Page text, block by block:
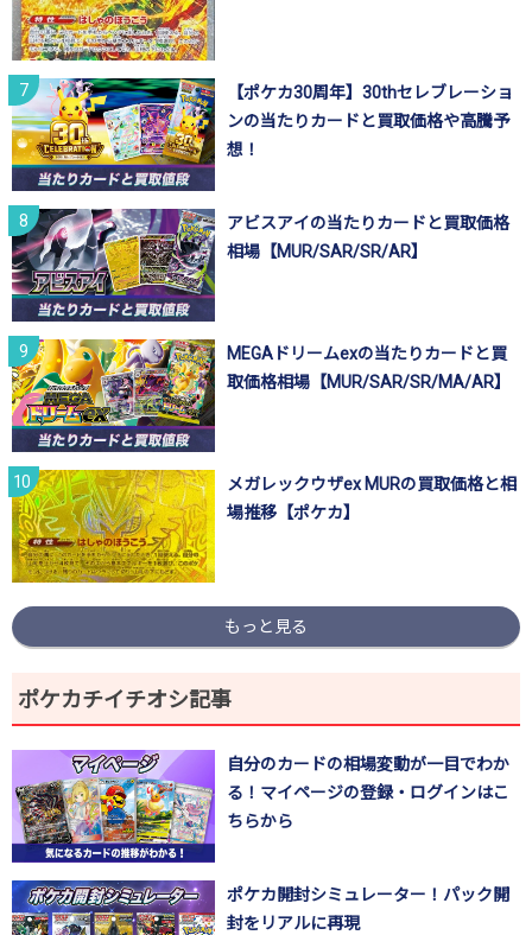
【ポケカ30周年】30thセレブレーショ
ンの当たりカードと買取価格や高騰予
想！
アビスアイの当たりカードと買取価格
相場【MUR/SAR/SR/AR】
MEGAドリームexの当たりカードと買
取価格相場【MUR/SAR/SR/MA/AR】
メガレックウザex MURの買取価格と相
場推移【ポケカ】
もっと見る
ポケカチイチオシ記事
自分のカードの相場変動が一目でわか
る！マイページの登録・ログインはこ
ちらから
ポケカ開封シミュレーター！パック開
封をリアルに再現